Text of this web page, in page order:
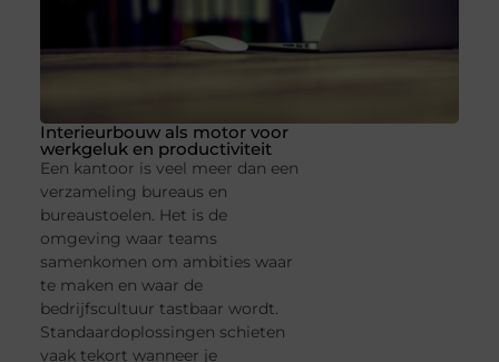
Interieurbouw als motor voor
werkgeluk en productiviteit
Een kantoor is veel meer dan een
verzameling bureaus en
bureaustoelen. Het is de
omgeving waar teams
samenkomen om ambities waar
te maken en waar de
bedrijfscultuur tastbaar wordt.
Standaardoplossingen schieten
vaak tekort wanneer je